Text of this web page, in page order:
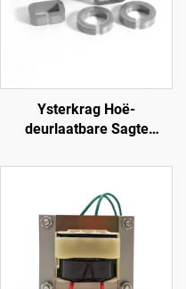
Ysterkrag Hoë-
deurlaatbare Sagte
Luggesperre Ferriet met
380V Uitgang
Transformator Kern